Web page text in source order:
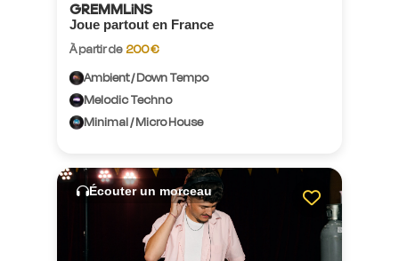
GREMMLiNS
Joue partout en France
À partir de 200 €
Ambient / Down Tempo
Melodic Techno
Minimal / Micro House
Écouter un morceau